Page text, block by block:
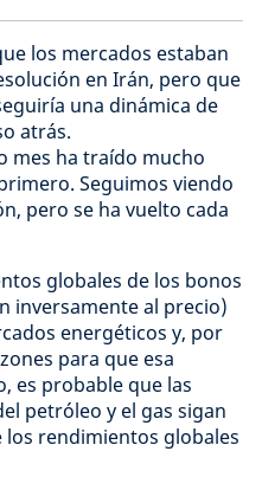
los mercados estaban
en Irán, pero que
una dinámica de
atrás.
mes ha traído mucho
Seguimos viendo
pero se ha vuelto cada
globales de los bonos
inversamente al precio)
energéticos y, por
para que esa
es probable que las
petróleo y el gas sigan
rendimientos globales